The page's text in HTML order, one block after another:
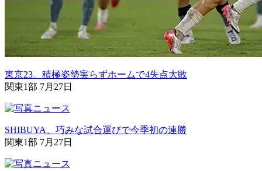
東京23、積極姿勢実らずホームで4失点大敗
関東1部 7月27日
SHIBUYA、巧みな試合運びで今季初の連勝
関東1部 7月27日